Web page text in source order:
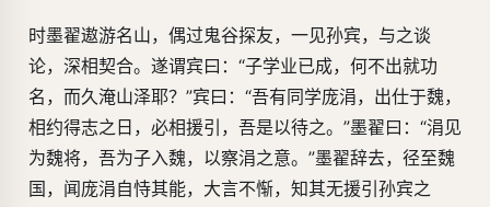
时墨翟遨游名山，偶过鬼谷探友，一见孙宾，与之谈
论，深相契合。遂谓宾曰：“子学业已成，何不出就功
名，而久淹山泽耶？”宾曰：“吾有同学庞涓，出仕于魏，
相约得志之日，必相援引，吾是以待之。”墨翟曰：“涓见
为魏将，吾为子入魏，以察涓之意。”墨翟辞去，径至魏
国，闻庞涓自恃其能，大言不惭，知其无援引孙宾之